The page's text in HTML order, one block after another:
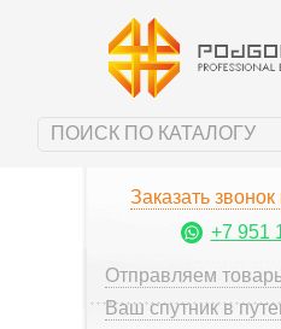
Заказать звонок
+7 951
Отправляем
Ваш спутник в